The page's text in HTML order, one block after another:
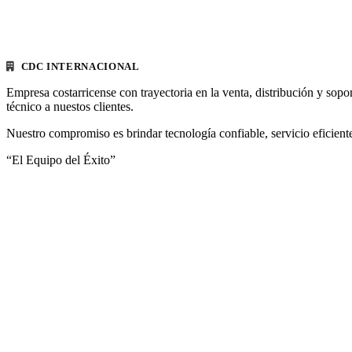
CDC INTERNACIONAL
Empresa costarricense con trayectoria en la venta, distribución y
técnico a nuestos clientes.
Nuestro compromiso es brindar tecnología confiable, servicio
“El Equipo del Éxito”